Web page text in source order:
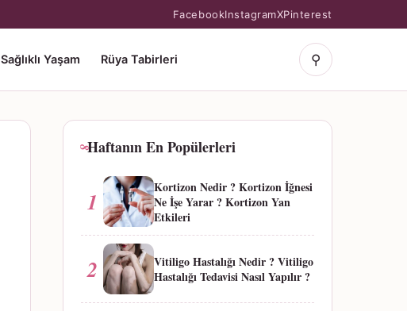
FacebookInstagramXPinterest
Sağlıklı Yaşam Rüya Tabirleri ⚲
Haftanın En Popülerleri
1
Kortizon Nedir ? Kortizon İğnesi
Ne İşe Yarar ? Kortizon Yan
Etkileri
2
Vitiligo Hastalığı Nedir ? Vitiligo
Hastalığı Tedavisi Nasıl Yapılır ?